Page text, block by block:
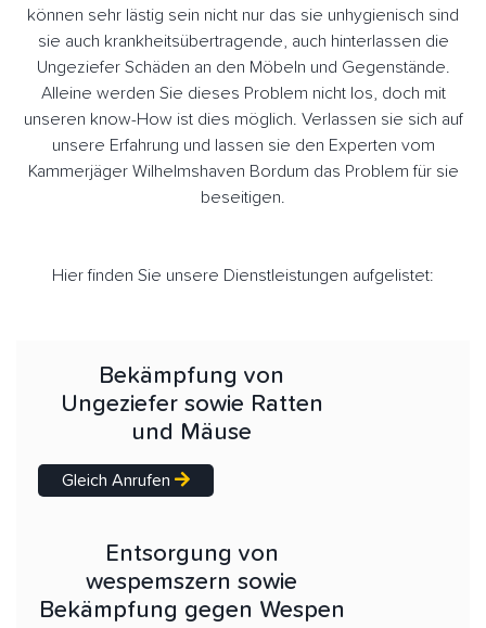
können sehr lästig sein nicht nur das sie unhygienisch sind
sie auch krankheitsübertragende, auch hinterlassen die
Ungeziefer Schäden an den Möbeln und Gegenstände.
Alleine werden Sie dieses Problem nicht los, doch mit
unseren know-How ist dies möglich. Verlassen sie sich auf
unsere Erfahrung und lassen sie den Experten vom
Kammerjäger Wilhelmshaven Bordum das Problem für sie
beseitigen.
Hier finden Sie unsere Dienstleistungen aufgelistet:
Bekämpfung von
Ungeziefer sowie Ratten
und Mäuse
Gleich Anrufen
Entsorgung von
wespemszern sowie
Bekämpfung gegen Wespen